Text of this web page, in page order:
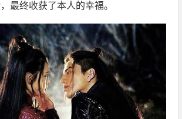
最终收获了本人的幸福。